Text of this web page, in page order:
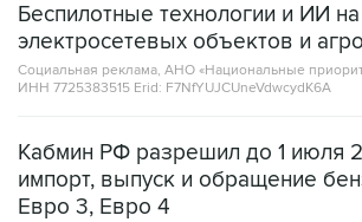
Беспилотные технологии и ИИ
электросетевых объектов и
Социальная реклама, АНО «Национальные
ИНН 7725383515 Erid: F7NfYUJCUneVdwcydK6A
Кабмин РФ разрешил до 1 июля
импорт, выпуск и обращение
Евро 3, Евро 4